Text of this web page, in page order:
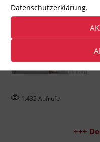
Datenschutzerklärung.
1.435 Aufrufe
+++ Demo